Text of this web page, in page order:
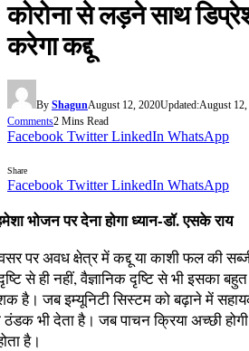
कोरोना से लड़ने साथ
करेगा कद्दू
By ShagunAugust 12, 2020Updated:August
Comments2 Mins Read
Facebook Twitter LinkedIn WhatsApp
Share
Facebook Twitter LinkedIn WhatsApp
भोजन पर देना होगा ध्यान-डॉ. एसके राय
पर अवध क्षेत्र में कद्दू या काशी फल की
से ही नहीं, वैज्ञानिक दृष्टि से भी इसका
है। जब इम्यूनिटी सिस्टम को बढ़ाने में
ठंडक भी देता है। जब पाचन क्रिया अच्छी
है।